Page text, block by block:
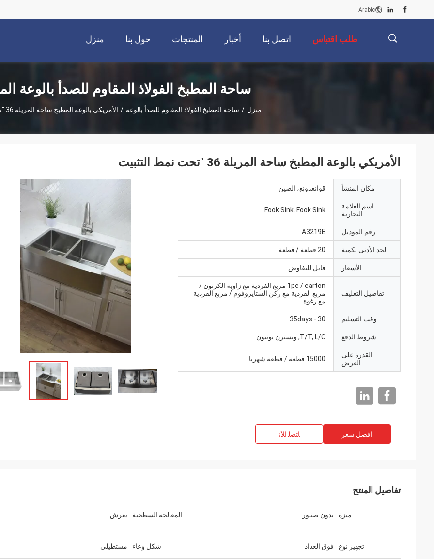
Arabic
منزل حول بنا المنتجات أخبار اتصل بنا طلب اقتباس
ساحة المطبخ الفولاذ المقاوم للصدأ بالوعة
منزل / ساحة المطبخ الفولاذ المقاوم للصدأ بالوعة / الأمريكي بالوعة المطبخ ساحة المريلة 36 "تحت نمط التثبيت
الأمريكي بالوعة المطبخ ساحة المريلة 36 "تحت نمط التثبيت
مكان المنشأ قوانغدونغ، الصين
اسم العلامة
التجارية
Fook Sink, Fook Sink
رقم الموديل A3219E
الحد الأدنى لكمية 20 قطعة / قطعة
الأسعار قابل للتفاوض
تفاصيل التغليف
1pc / carton مربع الفردية مع زاوية الكرتون /
مربع الفردية مع ركن الستايروفوم / مربع الفردية
مع رغوة
وقت التسليم 30 - 35days
شروط الدفع T/T, L/C, ويسترن يونيون
القدرة على
العرض
15000 قطعة / قطعة شهريا
افضل سعر ﺎﺘﺼﻟ ﺍﻶﻧ
تفاصيل المنتج
ميزة بدون صنبور المعالجة السطحية يفرش
تجهيز نوع فوق العداد شكل وعاء مستطيلي